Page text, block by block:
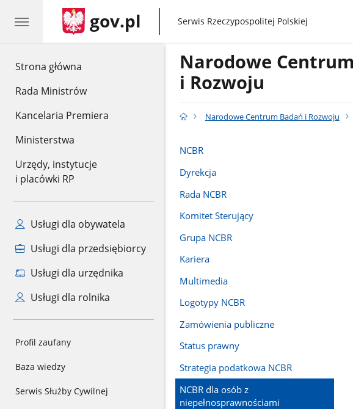
Strona główna
Rada Ministrów
Kancelaria Premiera
Ministerstwa
Urzędy, instytucje
i placówki RP
Usługi dla obywatela
Usługi dla przedsiębiorcy
Usługi dla urzędnika
Usługi dla rolnika
Profil zaufany
Baza wiedzy
Serwis Służby Cywilnej
gov.pl gov.pl
Serwis Rzeczypospolitej Polskiej
Narodowe
i Rozwoju
Narodowe Centrum Badań i Rozwoju
NCBR
Dyrekcja
Rada NCBR
Komitet Sterujący
Grupa NCBR
Kariera
Multimedia
Logotypy NCBR
Zamówienia publiczne
Status prawny
Strategia podatkowa NCBR
NCBR dla osób z
niepełnosprawnościami